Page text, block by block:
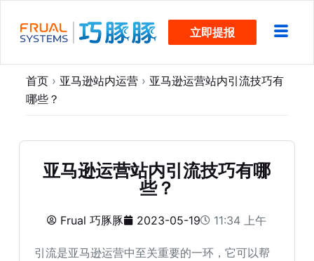
过
立即提报
首页 › 亚马逊站内运营 › 亚马逊运营站内引流技巧有
哪些？
亚马逊运营站内引流技巧有哪
些？
Frual 巧豚豚 2023-05-19 11:34 上午
引流是亚马逊运营中至关重要的一环，它可以帮